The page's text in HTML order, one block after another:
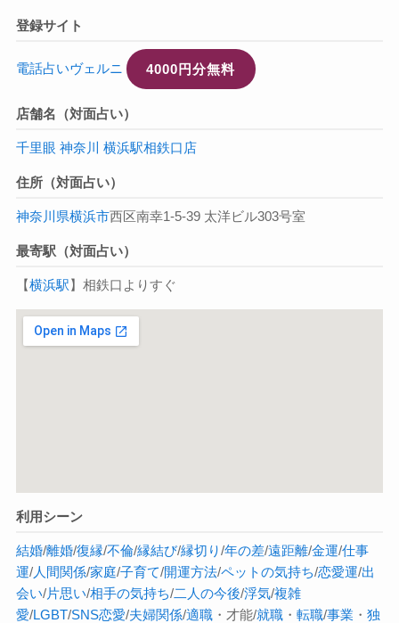
登録サイト
電話占いヴェルニ 4000円分無料
店舗名（対面占い）
千里眼 神奈川 横浜駅相鉄口店
住所（対面占い）
神奈川県横浜市西区南幸1-5-39 太洋ビル303号室
最寄駅（対面占い）
【横浜駅】相鉄口よりすぐ
利用シーン
結婚/離婚/復縁/不倫/縁結び/縁切り/年の差/遠距離/金運/仕事
運/人間関係/家庭/子育て/開運方法/ペットの気持ち/恋愛運/出
会い/片思い/相手の気持ち/二人の今後/浮気/複雑
愛/LGBT/SNS恋愛/夫婦関係/適職・才能/就職・ 転職/事業 ・ 独